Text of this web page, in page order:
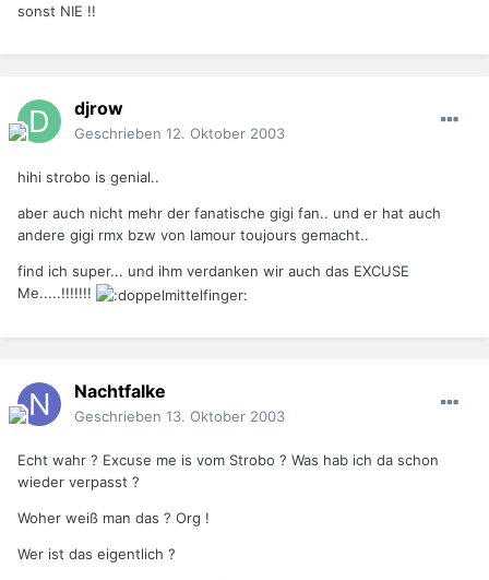
sonst NIE !!
djrow
Geschrieben 12. Oktober 2003
hihi strobo is genial..
aber auch nicht mehr der fanatische gigi fan.. und er hat auch
andere gigi rmx bzw von lamour toujours gemacht..
find ich super... und ihm verdanken wir auch das EXCUSE
Me.....!!!!!!!
Nachtfalke
Geschrieben 13. Oktober 2003
Echt wahr ? Excuse me is vom Strobo ? Was hab ich da schon
wieder verpasst ?
Woher weiß man das ? Org !
Wer ist das eigentlich ?